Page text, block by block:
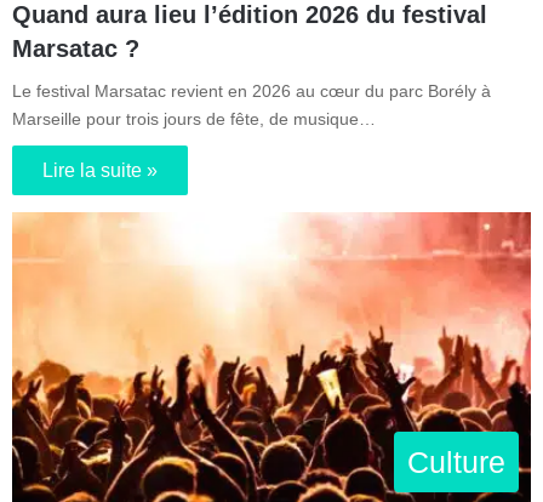
Quand aura lieu l’édition 2026 du festival
Marsatac ?
Le festival Marsatac revient en 2026 au cœur du parc Borély à
Marseille pour trois jours de fête, de musique…
Lire la suite »
Culture